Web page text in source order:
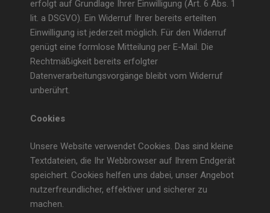
erfolgt auf Grundlage Ihrer Einwilligung (Art. 6 Abs. 1
lit. a DSGVO). Ein Widerruf Ihrer bereits erteilten
Einwilligung ist jederzeit möglich. Für den Widerruf
genügt eine formlose Mitteilung per E-Mail. Die
Rechtmäßigkeit bereits erfolgter
Datenverarbeitungsvorgänge bleibt vom Widerruf
unberührt.
Cookies
Unsere Website verwendet Cookies. Das sind kleine
Textdateien, die Ihr Webbrowser auf Ihrem Endgerät
speichert. Cookies helfen uns dabei, unser Angebot
nutzerfreundlicher, effektiver und sicherer zu
machen.